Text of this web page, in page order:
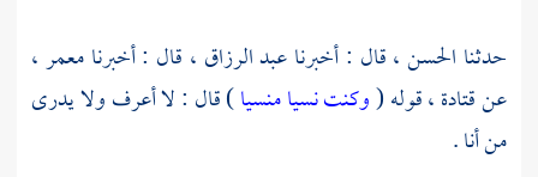
حدثنا الحسن ،قال : أخبرناعبد الرزاق ، قال : أخبرنامعمر،
عنقتادة ،قوله (وكنت نسيا منسيا) قال : لا أعرف ولا يدرى
من أنا .